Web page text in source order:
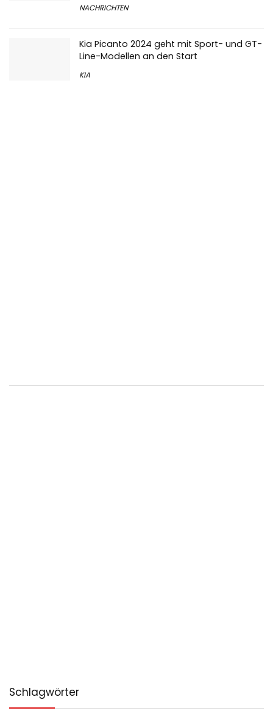
NACHRICHTEN
Kia Picanto 2024 geht mit Sport- und GT-
Line-Modellen an den Start
KIA
Schlagwörter